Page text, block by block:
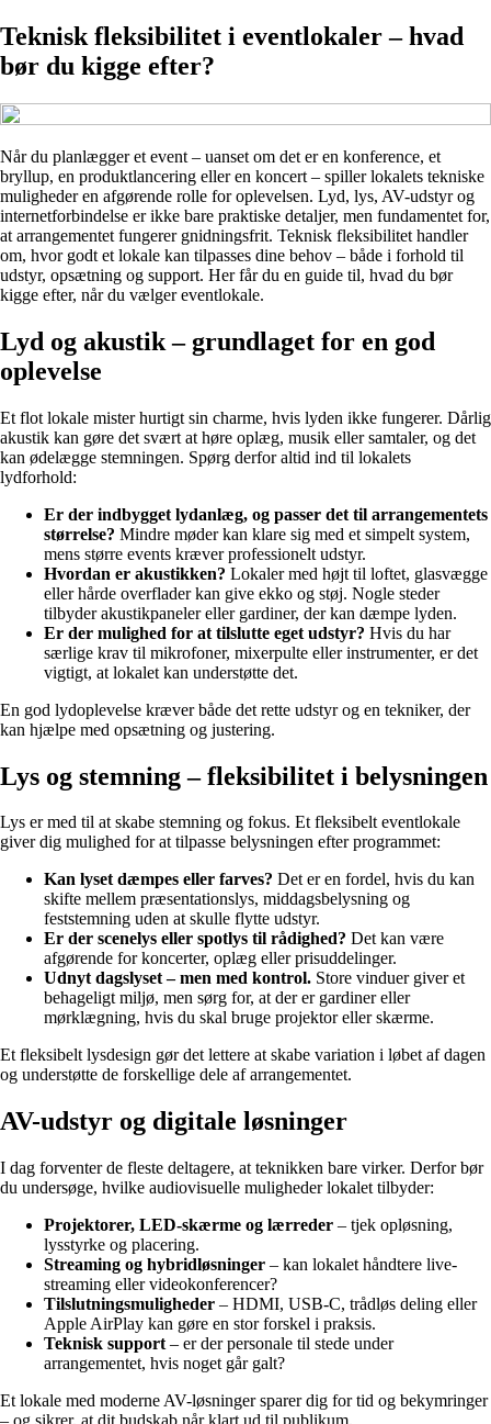
Teknisk fleksibilitet i eventlokaler – hvad
bør du kigge efter?
Når du planlægger et event – uanset om det er en konference, et
bryllup, en produktlancering eller en koncert – spiller lokalets tekniske
muligheder en afgørende rolle for oplevelsen. Lyd, lys, AV-udstyr og
internetforbindelse er ikke bare praktiske detaljer, men fundamentet for,
at arrangementet fungerer gnidningsfrit. Teknisk fleksibilitet handler
om, hvor godt et lokale kan tilpasses dine behov – både i forhold til
udstyr, opsætning og support. Her får du en guide til, hvad du bør
kigge efter, når du vælger eventlokale.
Lyd og akustik – grundlaget for en god
oplevelse
Et flot lokale mister hurtigt sin charme, hvis lyden ikke fungerer. Dårlig
akustik kan gøre det svært at høre oplæg, musik eller samtaler, og det
kan ødelægge stemningen. Spørg derfor altid ind til lokalets
lydforhold:
Er der indbygget lydanlæg, og passer det til arrangementets
størrelse? Mindre møder kan klare sig med et simpelt system,
mens større events kræver professionelt udstyr.
Hvordan er akustikken? Lokaler med højt til loftet, glasvægge
eller hårde overflader kan give ekko og støj. Nogle steder
tilbyder akustikpaneler eller gardiner, der kan dæmpe lyden.
Er der mulighed for at tilslutte eget udstyr? Hvis du har
særlige krav til mikrofoner, mixerpulte eller instrumenter, er det
vigtigt, at lokalet kan understøtte det.
En god lydoplevelse kræver både det rette udstyr og en tekniker, der
kan hjælpe med opsætning og justering.
Lys og stemning – fleksibilitet i belysningen
Lys er med til at skabe stemning og fokus. Et fleksibelt eventlokale
giver dig mulighed for at tilpasse belysningen efter programmet:
Kan lyset dæmpes eller farves? Det er en fordel, hvis du kan
skifte mellem præsentationslys, middagsbelysning og
feststemning uden at skulle flytte udstyr.
Er der scenelys eller spotlys til rådighed? Det kan være
afgørende for koncerter, oplæg eller prisuddelinger.
Udnyt dagslyset – men med kontrol. Store vinduer giver et
behageligt miljø, men sørg for, at der er gardiner eller
mørklægning, hvis du skal bruge projektor eller skærme.
Et fleksibelt lysdesign gør det lettere at skabe variation i løbet af dagen
og understøtte de forskellige dele af arrangementet.
AV-udstyr og digitale løsninger
I dag forventer de fleste deltagere, at teknikken bare virker. Derfor bør
du undersøge, hvilke audiovisuelle muligheder lokalet tilbyder:
Projektorer, LED-skærme og lærreder – tjek opløsning,
lysstyrke og placering.
Streaming og hybridløsninger – kan lokalet håndtere live-
streaming eller videokonferencer?
Tilslutningsmuligheder – HDMI, USB-C, trådløs deling eller
Apple AirPlay kan gøre en stor forskel i praksis.
Teknisk support – er der personale til stede under
arrangementet, hvis noget går galt?
Et lokale med moderne AV-løsninger sparer dig for tid og bekymringer